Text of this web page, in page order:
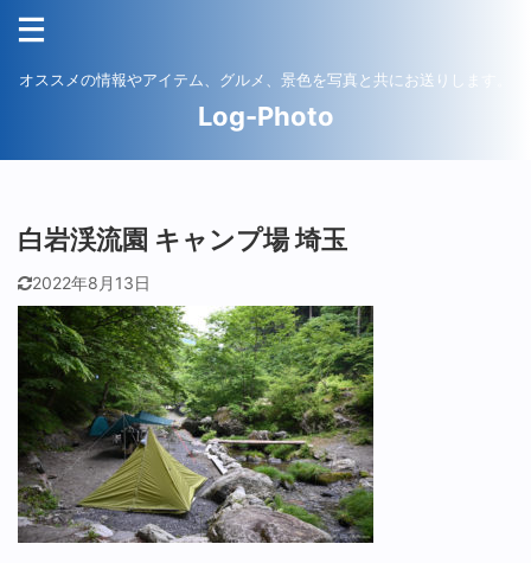
オススメの情報やアイテム、グルメ、景色を写真と共にお送りします。
Log-Photo
白岩渓流園 キャンプ場 埼玉
2022年8月13日